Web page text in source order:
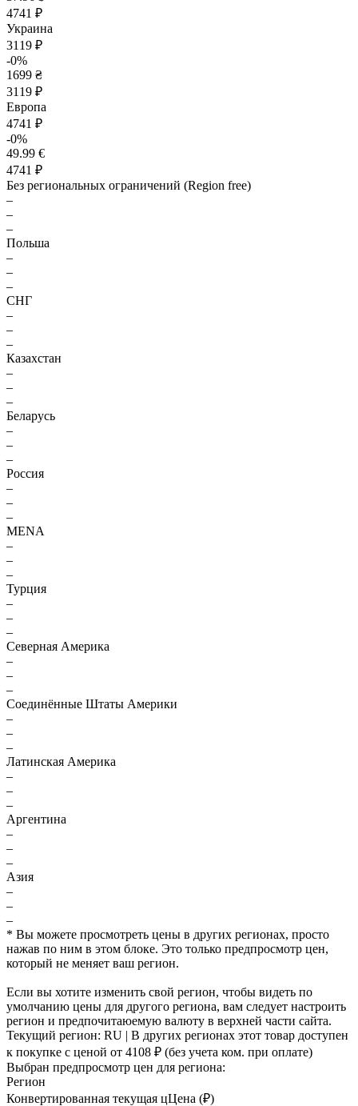
4741 ₽
Украина
3119 ₽
-0%
1699 ₴
3119 ₽
Европа
4741 ₽
-0%
49.99 €
4741 ₽
Без региональных ограничений (Region free)
–
–
–
Польша
–
–
–
СНГ
–
–
–
Казахстан
–
–
–
Беларусь
–
–
–
Россия
–
–
–
MENA
–
–
–
Турция
–
–
–
Северная Америка
–
–
–
Соединённые Штаты Америки
–
–
–
Латинская Америка
–
–
–
Аргентина
–
–
–
Азия
–
–
–
* Вы можете просмотреть цены в других регионах, просто
нажав по ним в этом блоке. Это только предпросмотр цен,
который не меняет ваш регион.
Если вы хотите изменить свой регион, чтобы видеть по
умолчанию цены для другого региона, вам следует настроить
регион и предпочитаюемую валюту в верхней части сайта.
Текущий регион: RU | В других регионах этот товар доступен
к покупке с ценой от 4108 ₽ (без учета ком. при оплате)
Выбран предпросмотр цен для региона:
Регион
Конвертированная текущая цЦена (₽)